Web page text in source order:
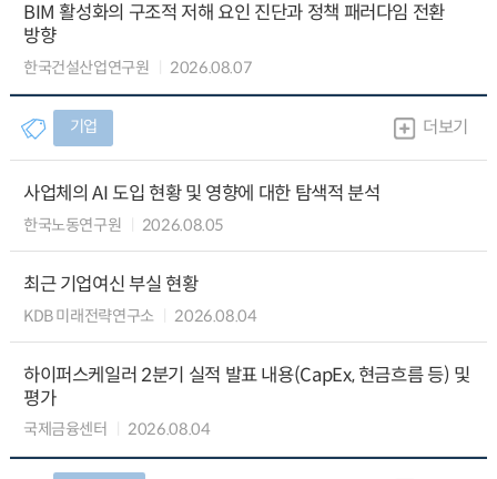
BIM 활성화의 구조적 저해 요인 진단과 정책 패러다임 전환
방향
한국건설산업연구원 2026.08.07
기업 더보기
사업체의 AI 도입 현황 및 영향에 대한 탐색적 분석
한국노동연구원 2026.08.05
최근 기업여신 부실 현황
KDB 미래전략연구소 2026.08.04
하이퍼스케일러 2분기 실적 발표 내용(CapEx, 현금흐름 등) 및
평가
국제금융센터 2026.08.04